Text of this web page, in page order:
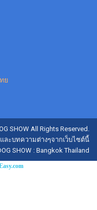
ย
SHOW All Rights Reserved.
ละบทความต่างๆจากเว็บไซต์นี้
SHOW : Bangkok Thailand